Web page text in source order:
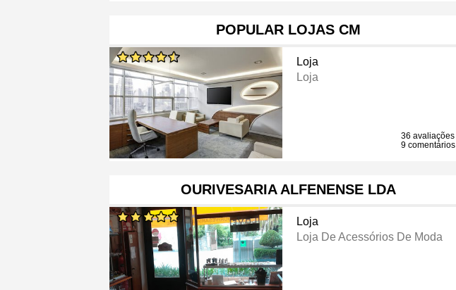
POPULAR LOJAS CM
Loja
Loja
36 avaliações
9 comentários
OURIVESARIA ALFENENSE LDA
Loja
Loja De Acessórios De Moda